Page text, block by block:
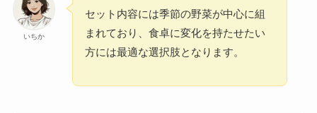
いちか
セット内容には季節の野菜が中心に組
まれており、食卓に変化を持たせたい
方には最適な選択肢となります。